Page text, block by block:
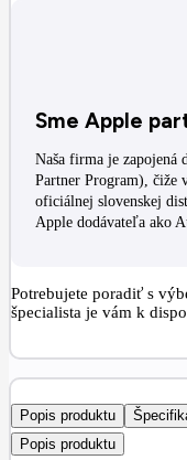
Sme Apple
Naša firma je zapojená
Partner Program), čiže
oficiálnej slovenskej
Apple dodávateľa ako
Potrebujete poradiť s
špecialista je vám k
Popis produktu
Popis produktu